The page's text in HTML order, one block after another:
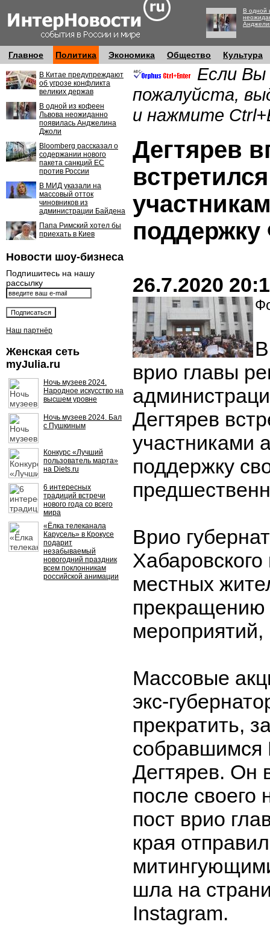
В одной
Главное Политика Экономика Общество Культура
В Китае предупреждают
об угрозе конфликта
великих держав
В одной из кофеен
Львова неожиданно
появилась Анджелина
Джоли
Bloomberg рассказал о
содержании нового
пакета санкций ЕС
против России
В МИД указали на
массовый отток
чиновников из
администрации Байдена
Папа Римский хотел бы
приехать в Киев
Новости шоу-бизнеса
Подпишитесь на нашу
рассылку
Наш партнёр
Женская сеть
myJulia.ru
Ночь музеев 2024.
Народное искусство на
высшем уровне
Ночь музеев 2024. Бал
с Пушкиным
Конкурс «Лучший
пользователь марта»
на Diets.ru
6 интересных
традиций встречи
нового года со всего
мира
«Ёлка телеканала
Карусель» в Крокусе
подарит
незабываемый
новогодний праздник
всем поклонникам
российской анимации
Если Вы
пожалуйста,
и нажмите
Дегтярев
поддержку
26.7.2020
врио главы
Дегтярев
участниками
поддержку
Врио
местных
прекращению
Массовые
экс-
прекратить,
собравшимся
Дегтярев. Он
после своего
пост врио
края
шла на
Instagram.